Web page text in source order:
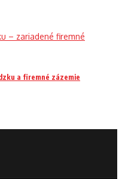
a firemné zázemie